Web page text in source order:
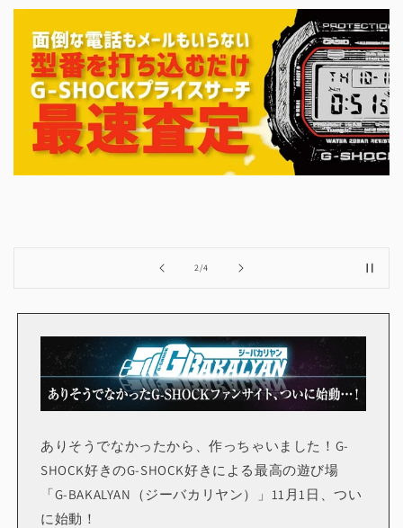
2/の
4
ありそうでなかったから、作っちゃいました！G-
SHOCK好きのG-SHOCK好きによる最高の遊び場
「G-BAKALYAN（ジーバカリヤン）」11月1日、つい
に始動！